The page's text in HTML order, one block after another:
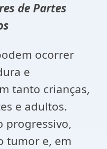
de Partes
ocorrer
e
tanto crianças,
e adultos.
progressivo,
tumor e, em